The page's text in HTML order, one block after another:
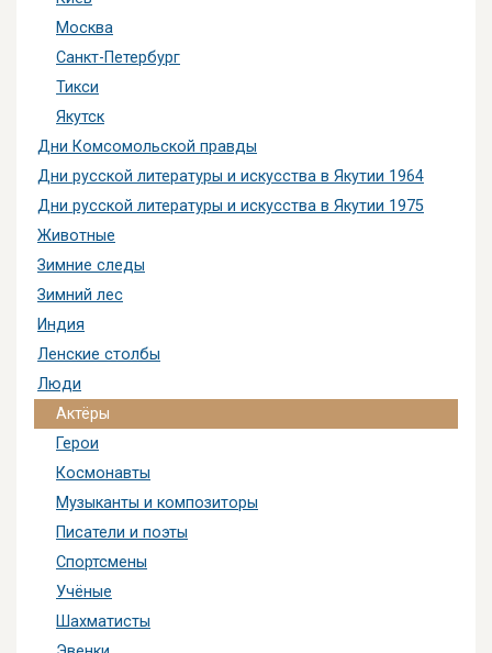
Москва
Санкт-Петербург
Тикси
Якутск
Дни Комсомольской правды
Дни русской литературы и искусства в Якутии 1964
Дни русской литературы и искусства в Якутии 1975
Животные
Зимние следы
Зимний лес
Индия
Ленские столбы
Люди
Актёры
Герои
Космонавты
Музыканты и композиторы
Писатели и поэты
Спортсмены
Учёные
Шахматисты